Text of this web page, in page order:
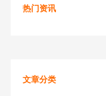
热门资讯
文章分类